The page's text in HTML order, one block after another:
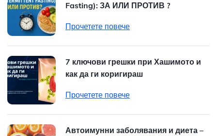
Fasting): ЗА ИЛИ ПРОТИВ ?
Прочетете повече
7 ключови грешки при Хашимото и
как да ги коригираш
Прочетете повече
Автоимунни заболявания и диета –